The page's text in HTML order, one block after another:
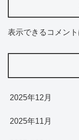
表示できるコメント
2025年12月
2025年11月